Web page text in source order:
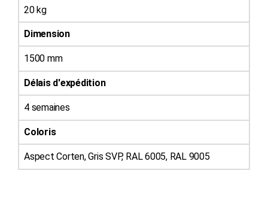
20 kg
Dimension
1500 mm
Délais d'expédition
4 semaines
Coloris
Aspect Corten, Gris SVP, RAL 6005, RAL 9005